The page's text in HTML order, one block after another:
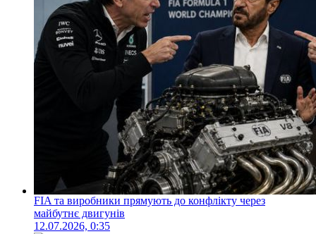
FIA та виробники прямують до конфлікту через
майбутнє двигунів
12.07.2026, 0:35